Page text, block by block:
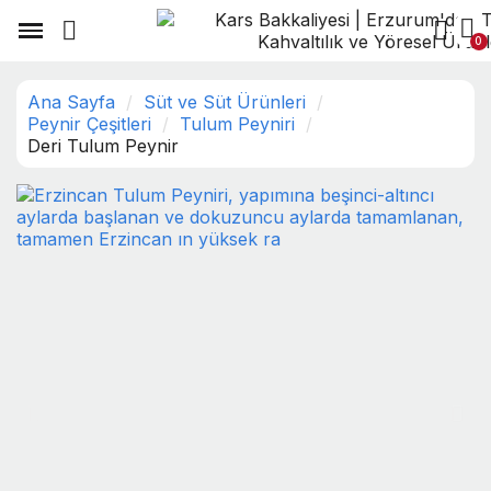
Ana Sayfa
Süt ve Süt Ürünleri
Peynir Çeşitleri
Tulum Peyniri
Deri Tulum Peynir